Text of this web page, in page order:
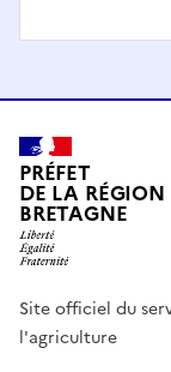
PRÉFET
DE LA RÉGION
BRETAGNE
Site officiel du
l'agriculture